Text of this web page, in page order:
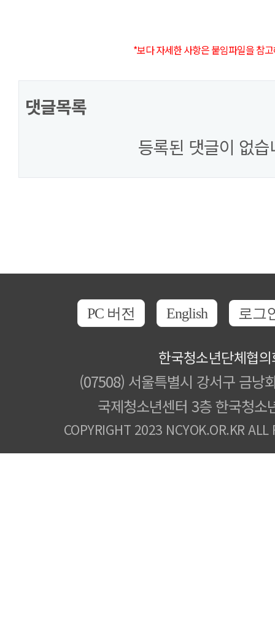
*보다 자세한 사항은 붙임파일을 참
댓글목록
등록된 댓글이 없습
PC 버전 English 로그
한국청소년단체협
(07508) 서울특별시 강서구 금낭
국제청소년센터 3층 한국청소
COPYRIGHT 2023 NCYOK.OR.KR ALL